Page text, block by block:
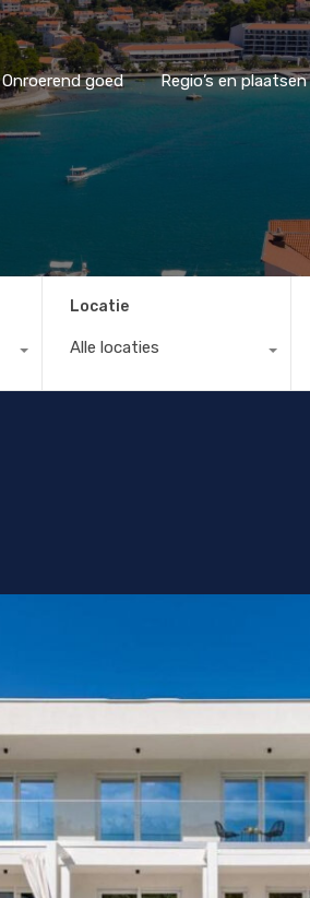
Onroerend goed Regio’s en
Onroerend goed Regio’s en plaatsen
Locatie
Alle locaties